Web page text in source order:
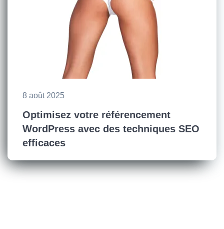
8 août 2025
Optimisez votre référencement
WordPress avec des techniques SEO
efficaces